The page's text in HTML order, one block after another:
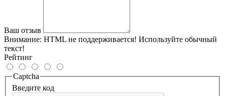
Ваш отзыв
Внимание: HTML не поддерживается! Используйте обычный
текст!
Рейтинг
Captcha
Введите код